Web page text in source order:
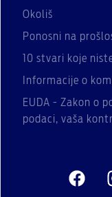
Okoliš
Ponosni na
10 stvari koje
Informacije o
EUDA - Zakon o
podaci, vaša